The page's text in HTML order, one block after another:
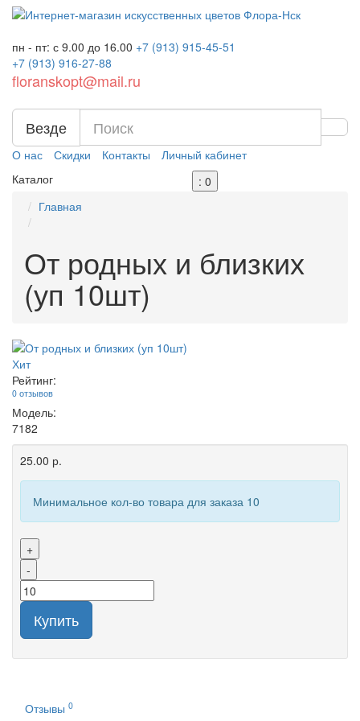
пн - пт: с 9.00 до 16.00 +7 (913) 915-45-51
+7 (913) 916-27-88
floranskopt@mail.ru
Везде
О нас Скидки Контакты
Личный кабинет
Каталог
: 0
Главная
От родных и близких
(уп 10шт)
Хит
Рейтинг:
0 отзывов
Модель:
7182
25.00 р.
Минимальное кол-во товара для заказа 10
+
-
Купить
Отзывы 0